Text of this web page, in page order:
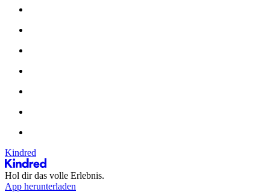
Kindred
Hol dir das volle Erlebnis.
App herunterladen